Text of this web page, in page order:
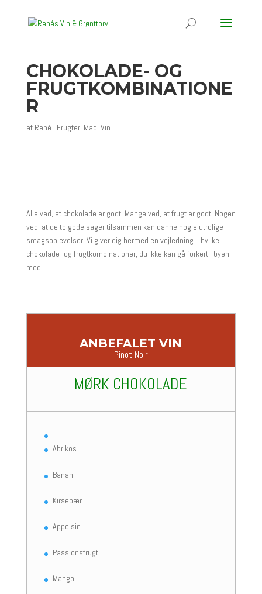
CHOKOLADE- OG
FRUGTKOMBINATIONE
R
af René | Frugter, Mad, Vin
Alle ved, at chokolade er godt. Mange ved, at frugt er godt. Nogen
ved, at de to gode sager tilsammen kan danne nogle utrolige
smagsoplevelser. Vi giver dig hermed en vejledning i, hvilke
chokolade- og frugtkombinationer, du ikke kan gå forkert i byen
med.
ANBEFALET VIN
Pinot Noir
MØRK CHOKOLADE
Abrikos
Banan
Kirsebær
Appelsin
Passionsfrugt
Mango